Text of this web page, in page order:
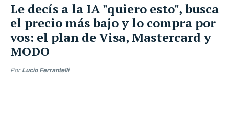
Le decís a la IA "quiero esto", busca
el precio más bajo y lo compra por
vos: el plan de Visa, Mastercard y
MODO
Por Lucio Ferrantelli